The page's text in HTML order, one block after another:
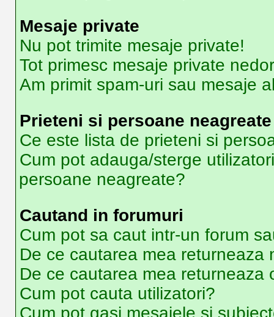
Mesaje private
Nu pot trimite mesaje private!
Tot primesc mesaje private
Am primit spam-uri sau mesaje
Prieteni si persoane neagreate
Ce este lista de prieteni si
Cum pot adauga/sterge
persoane neagreate?
Cautand in forumuri
Cum pot sa caut intr-un forum
De ce cautarea mea returneaza
De ce cautarea mea returneaza
Cum pot cauta utilizatori?
Cum pot gasi mesajele si